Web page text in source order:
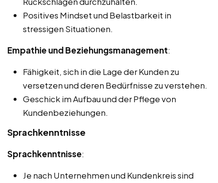
Positives Mindset und Belastbarkeit in
stressigen Situationen.
Empathie und Beziehungsmanagement:
Fähigkeit, sich in die Lage der Kunden zu
versetzen und deren Bedürfnisse zu verstehen.
Geschick im Aufbau und der Pflege von
Kundenbeziehungen.
Sprachkenntnisse
Sprachkenntnisse:
Je nach Unternehmen und Kundenkreis sind